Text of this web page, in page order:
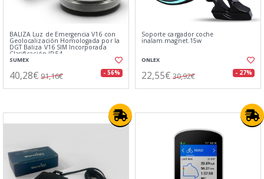
BALIZA Luz de Emergencia V16 con
Geolocalización Homologada por la
DGT Baliza V16 SIM Incorporada
Clasificación IP-54
SUMEX
40,28€ 91,16€ - 56%
Soporte cargador coche
inalam.magnet.15w
ONLEX
22,55€ 30,92€ - 27%